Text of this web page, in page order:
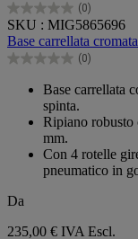
(0)
0.0
su
5
stelle.
SKU : MIG5865696
Base carrellata
(0)
0.0
Base carrellata
spinta.
Ripiano robusto
mm.
Con 4 rotelle
pneumatico in
Da
235,00 € IVA Escl.